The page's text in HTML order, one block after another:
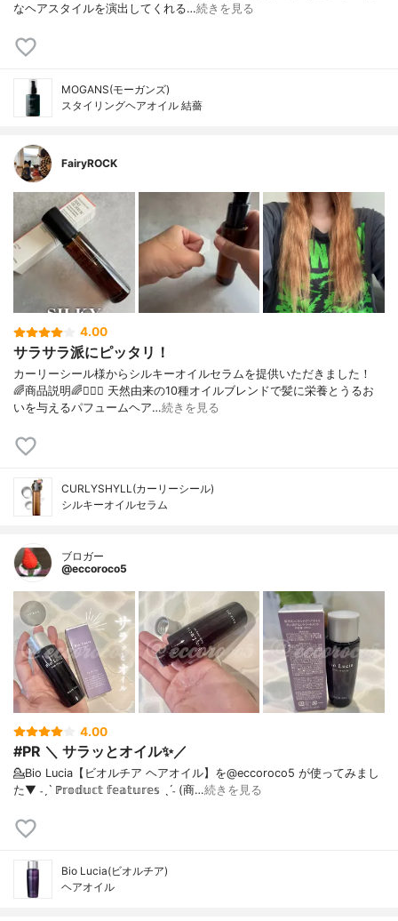
なヘアスタイルを演出してくれる…続きを見る
MOGANS(モーガンズ)
スタイリングヘアオイル 結薔
FairyROCK
4.00
サラサラ派にピッタリ！
カーリーシール様からシルキーオイルセラムを提供いただきました！
🌈商品説明🌈💇🏻‍♀️ 天然由来の10種オイルブレンドで髪に栄養とうるお
いを与えるパフュームヘア…続きを見る
CURLYSHYLL(カーリーシール)
シルキーオイルセラム
ブロガー
@eccoroco5
4.00
#PR ＼ サラッとオイル✨／
💁Bio Lucia【ビオルチア ヘアオイル】を@eccoroco5 が使ってみまし
た⁡⁡⁡⁡▼⁡⁡ ˗ˏˋ ℙ𝕣𝕠𝕕𝕦𝕔𝕥 𝕗𝕖𝕒𝕥𝕦𝕣𝕖𝕤 ˎˊ˗ (商…続きを見る
Bio Lucia(ビオルチア)
ヘアオイル